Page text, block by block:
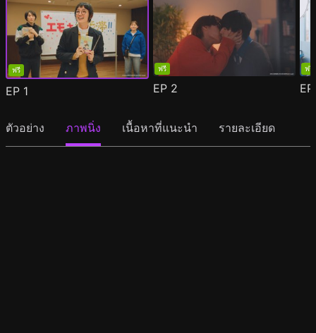
ฟรี
EP 1
ฟรี
EP 2
ฟรี
ตัวอย่าง ภาพนิ่ง เนื้อหาที่แนะนำ รายละเอียด